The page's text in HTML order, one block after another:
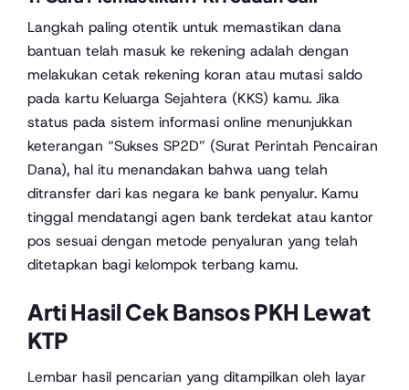
Langkah paling otentik untuk memastikan dana
bantuan telah masuk ke rekening adalah dengan
melakukan cetak rekening koran atau mutasi saldo
pada kartu Keluarga Sejahtera (KKS) kamu. Jika
status pada sistem informasi online menunjukkan
keterangan “Sukses SP2D” (Surat Perintah Pencairan
Dana), hal itu menandakan bahwa uang telah
ditransfer dari kas negara ke bank penyalur. Kamu
tinggal mendatangi agen bank terdekat atau kantor
pos sesuai dengan metode penyaluran yang telah
ditetapkan bagi kelompok terbang kamu.
Arti Hasil Cek Bansos PKH Lewat
KTP
Lembar hasil pencarian yang ditampilkan oleh layar